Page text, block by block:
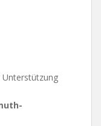
Unterstützung